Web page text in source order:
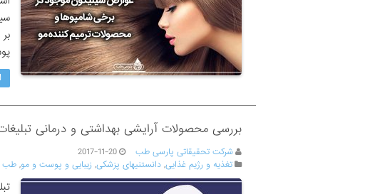
بررسی محصولات آرایشی بهداشتی و درمانی
شرکت تحقیقاتی پارسی طب
2017-11-20
تغذیه و رژیم غذایی, دانستنیهای پزشکی, زیبایی و پوست و مو, طب